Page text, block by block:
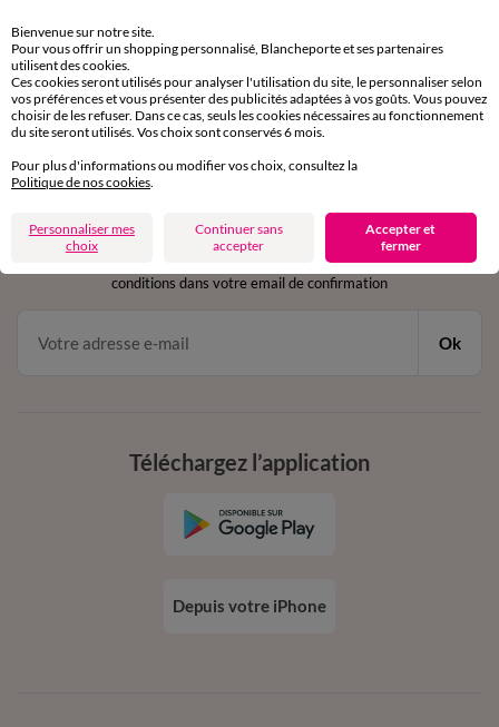
sous 30 jours avec Mondial Relay uniquement
Service clients
par chat et par téléphone
de 8h00 à 20h00 du lundi au samedi
en vous inscrivant à la newsletter
conditions dans votre email de confirmation
Ok
Téléchargez l’application
Depuis votre iPhone
Bienvenue sur notre site.
Pour vous offrir un shopping personnalisé, Blancheporte et ses partenaires
utilisent des cookies.
Ces cookies seront utilisés pour analyser l'utilisation du site, le personnaliser selon
vos préférences et vous présenter des publicités adaptées à vos goûts. Vous pouvez
choisir de les refuser. Dans ce cas, seuls les cookies nécessaires au fonctionnement
du site seront utilisés. Vos choix sont conservés 6 mois.
Pour plus d'informations ou modifier vos choix, consultez la
Politique de nos cookies
Personnaliser mes
choix
Continuer sans
accepter
Accepter et
fermer